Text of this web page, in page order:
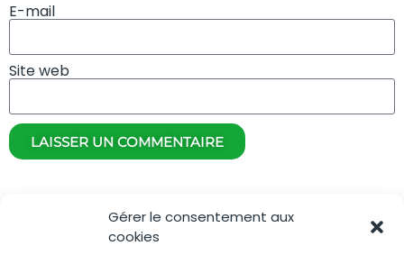
Gérer le consentement aux
cookies
E-mail
Site web
LAISSER UN COMMENTAIRE